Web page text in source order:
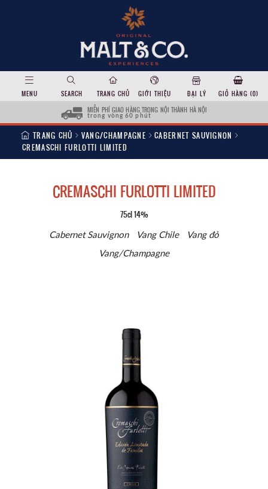
MENU SEARCH TRANG CHỦ GIỚI THIỆU ĐẠI LÝ GIỎ HÀNG (0)
MIỄN PHÍ GIAO HÀNG TRONG NỘI THÀNH HÀ NỘI
trong vòng 60 phút
TRANG CHỦ VANG/CHAMPAGNE
CABERNET SAUVIGNON
CREMASCHI FURLOTTI LIMITED
CREMASCHI FURLOTTI LIMITED
75cl 14%
Cabernet Sauvignon Vang Chile Vang đỏ
Vang/Champagne